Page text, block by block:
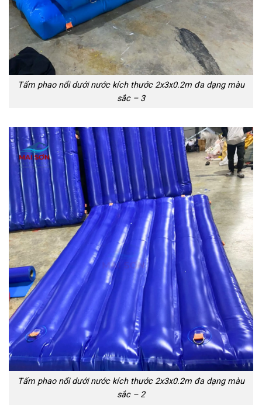
Tấm phao nổi dưới nước kích thước 2x3x0.2m đa dạng màu
sắc – 3
Tấm phao nổi dưới nước kích thước 2x3x0.2m đa dạng màu
sắc – 2